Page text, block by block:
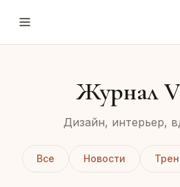
Журнал
Дизайн, интерьер,
Все Новости